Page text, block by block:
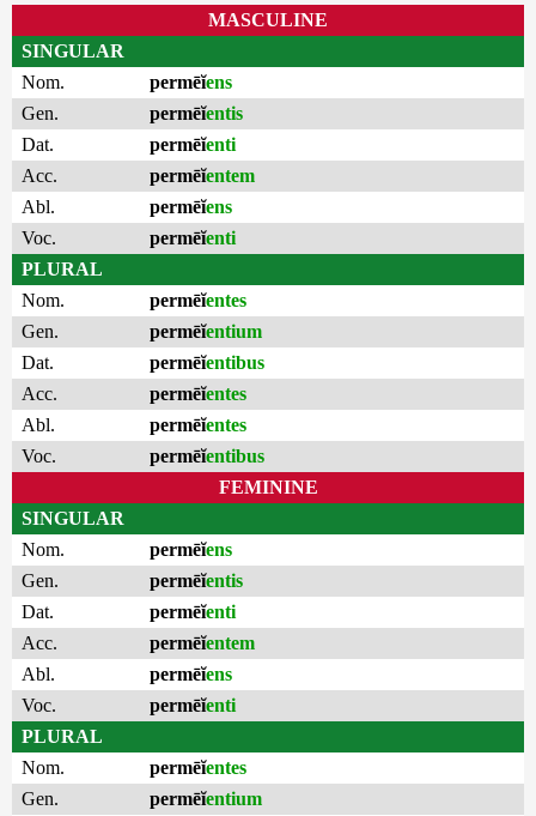
MASCULINE
SINGULAR
Nom.
permēĭens
Gen.
permēĭentis
Dat.
permēĭenti
Acc.
permēĭentem
Abl.
permēĭens
Voc.
permēĭenti
PLURAL
Nom.
permēĭentes
Gen.
permēĭentium
Dat.
permēĭentibus
Acc.
permēĭentes
Abl.
permēĭentes
Voc.
permēĭentibus
FEMININE
SINGULAR
Nom.
permēĭens
Gen.
permēĭentis
Dat.
permēĭenti
Acc.
permēĭentem
Abl.
permēĭens
Voc.
permēĭenti
PLURAL
Nom.
permēĭentes
Gen.
permēĭentium